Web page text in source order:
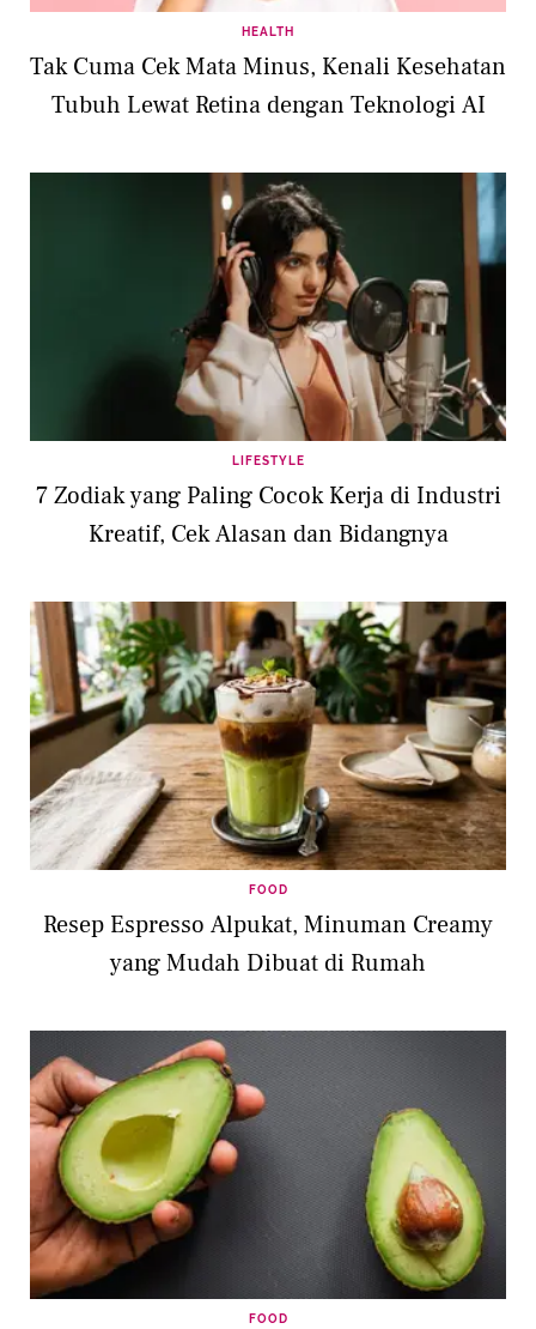
HEALTH
Tak Cuma Cek Mata Minus, Kenali Kesehatan
Tubuh Lewat Retina dengan Teknologi AI
LIFESTYLE
7 Zodiak yang Paling Cocok Kerja di Industri
Kreatif, Cek Alasan dan Bidangnya
FOOD
Resep Espresso Alpukat, Minuman Creamy
yang Mudah Dibuat di Rumah
FOOD